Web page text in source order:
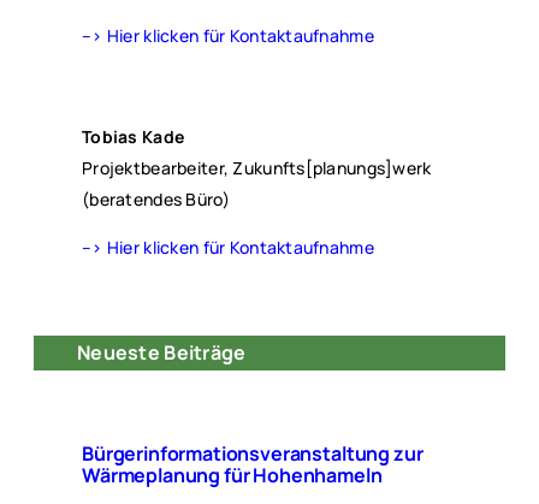
–> Hier klicken für Kontaktaufnahme
Tobias Kade
Projektbearbeiter, Zukunfts[planungs]werk
(beratendes Büro)
–> Hier klicken für Kontaktaufnahme
Neueste Beiträge
Bürgerinformationsveranstaltung zur
Wärmeplanung für Hohenhameln